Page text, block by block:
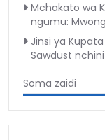
Mchakato wa
ngumu:
Jinsi ya
Sawdust nchini
Soma zaidi